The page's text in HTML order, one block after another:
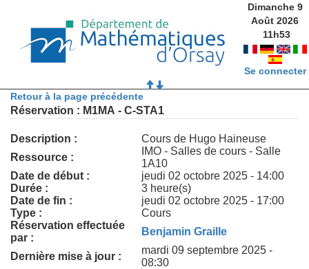
Dimanche 9
Août 2026
11h53
Se connecter
Retour à la page précédente
Réservation : M1MA - C-STA1
Description :
Cours de Hugo Haineuse
Ressource :
IMO - Salles de cours - Salle
1A10
Date de début :
jeudi 02 octobre 2025 - 14:00
Durée :
3 heure(s)
Date de fin :
jeudi 02 octobre 2025 - 17:00
Type :
Cours
Réservation effectuée
par :
Benjamin Graille
Dernière mise à jour :
mardi 09 septembre 2025 -
08:30